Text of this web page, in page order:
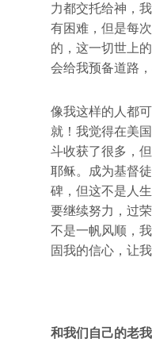
力都交托给神，
有困难，但是每
的，这一切世上
会给我预备道路
像我这样的人都
就！我觉得在美
斗收获了很多，
耶稣。成为基督
碑，但这不是人
要继续努力，过
不是一帆风顺，
固我的信心，让
和我们自己的老